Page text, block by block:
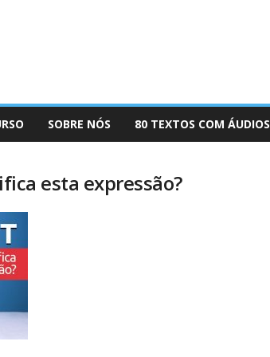
SOBRE NÓS 80 TEXTOS COM ÁUDIOS
esta expressão?